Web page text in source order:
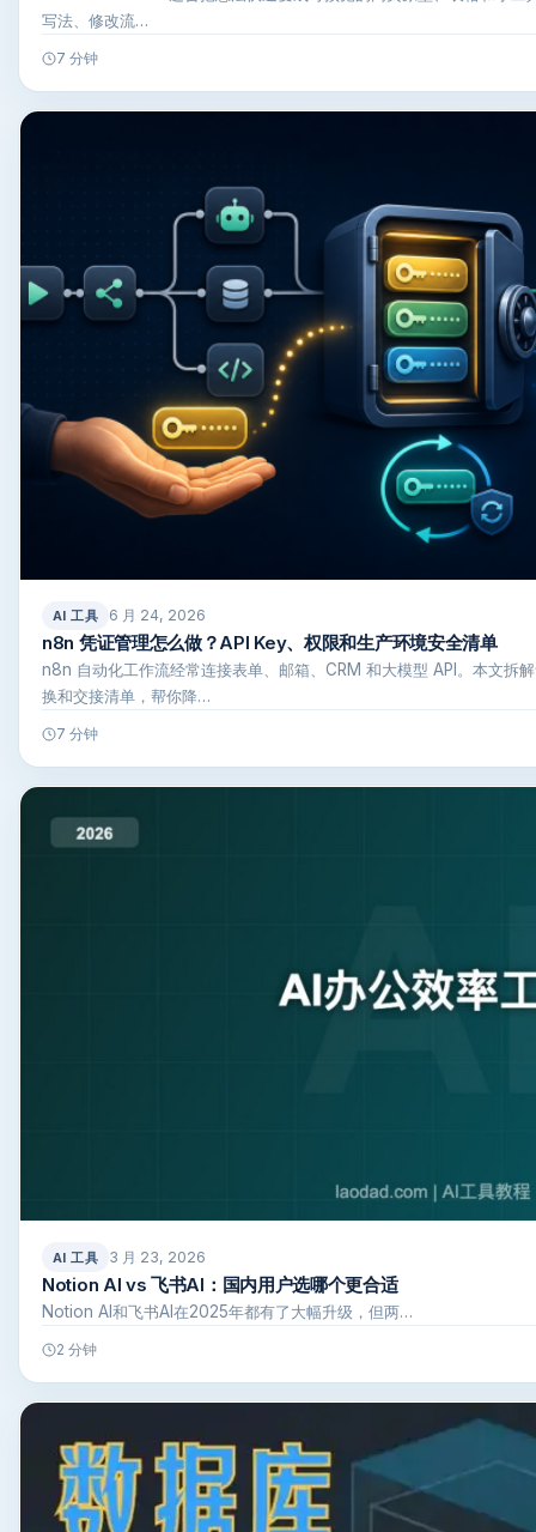
写法、修改流…
7 分钟
AI 工具 6 月 24, 2026
n8n 凭证管理怎么做？API Key、权限和生产环境安全清单
n8n 自动化工作流经常连接表单、邮箱、CRM 和大模型 API。本文拆
换和交接清单，帮你降…
7 分钟
AI 工具 3 月 23, 2026
Notion AI vs 飞书AI：国内用户选哪个更合适
Notion AI和飞书AI在2025年都有了大幅升级，但两…
2 分钟